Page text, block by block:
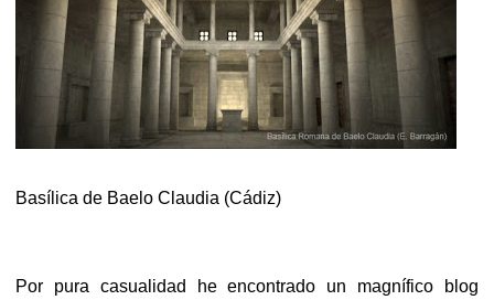
Basílica de Baelo Claudia (Cádiz)
Por pura casualidad he encontrado un magnífico blog